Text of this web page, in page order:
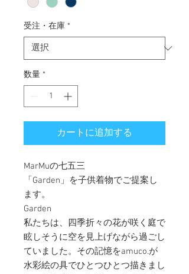
受注・在庫 *
数量 *
カートに追加する
MarMuの七五三
「Garden」を子供着物でご提案し
ます。
Garden
私たちは、四季折々の花が咲く庭で
眩しそうに空を見上げながら過ごし
ていました。その記憶をamuco.が
水彩絵の具でひとつひとつ描きまし